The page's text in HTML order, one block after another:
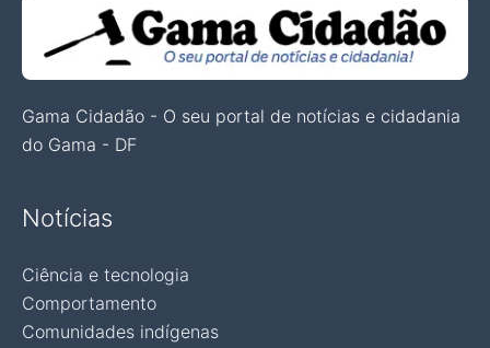
Gama Cidadão - O seu portal de notícias e cidadania
do Gama - DF
Notícias
Ciência e tecnologia
Comportamento
Comunidades indígenas